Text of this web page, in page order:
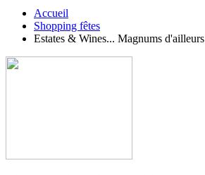
Accueil
Shopping fêtes
Estates & Wines... Magnums d'ailleurs